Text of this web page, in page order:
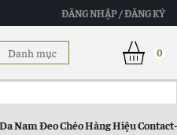
ĐĂNG NHẬP / ĐĂNG KÝ
Danh mục 0
Nam Đeo Chéo Hàng Hiệu Contact-